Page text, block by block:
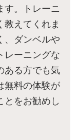
す。トレーニ
教えてくれま
、ダンベルや
レーニングな
ある方でも気
無料の体験が
とをお勧めし